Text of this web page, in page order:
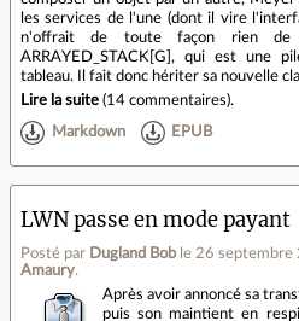
les services de l'une (dont il vire
n'offrait de toute façon rien de
ARRAYED_STACK[G], qui est une
tableau. Il fait donc hériter sa nouvelle
Lire la suite (14 commentaires).
Markdown EPUB
LWN passe en mode payant
Posté par Dugland Bob le 26
Amaury.
Après avoir annoncé sa
puis son maintient en